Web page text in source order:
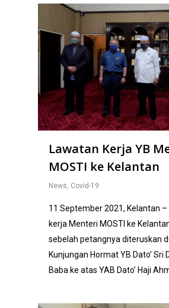
Lawatan Kerja YB
MOSTI ke Kelantan
News Covid-19
11 September 2021, Kelantan
kerja Menteri MOSTI ke
sebelah petangnya diteruskan
Kunjungan Hormat YB Dato’ Sri
Baba ke atas YAB Dato’ Haji